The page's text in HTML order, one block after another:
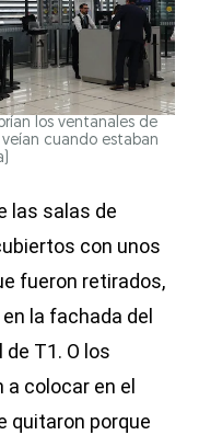
los ventanales de
veían cuando estaban
las salas de
con unos
fueron retirados,
la fachada del
T1. O los
colocar en el
quitaron porque